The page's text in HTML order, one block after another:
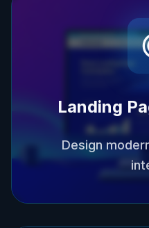
Landing
Design